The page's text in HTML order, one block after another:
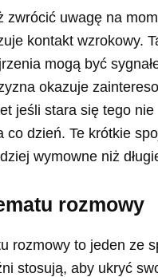
zwrócić uwagę na
kontakt wzrokowy.
mogą być
okazuje
jeśli stara się tego nie
co dzień. Te krótkie
wymowne niż
rozmowy
rozmowy to jeden ze
stosują, aby ukryć